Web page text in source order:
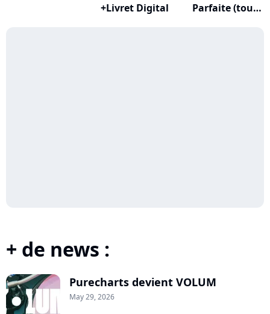
+Livret Digital
Parfaite (tout
+ de news :
Purecharts devient VOLUM
May 29, 2026